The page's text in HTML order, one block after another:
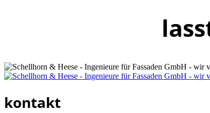
kontakt